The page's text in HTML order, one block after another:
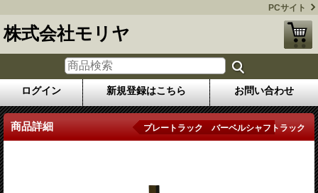
PCサイト
株式会社モリヤ
ログイン 新規登録はこちら お問い合わせ
商品詳細 プレートラック バーベルシャフトラック